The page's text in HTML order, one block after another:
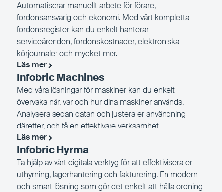
Automatiserar manuellt arbete för förare,
fordonsansvarig och ekonomi. Med vårt kompletta
fordonsregister kan du enkelt hanterar
serviceärenden, fordonskostnader, elektroniska
körjournaler och mycket mer.
Läs mer
Infobric Machines
Med våra lösningar för maskiner kan du enkelt
övervaka när, var och hur dina maskiner används.
Analysera sedan datan och justera er användning
därefter, och få en effektivare verksamhet...
Läs mer
Infobric Hyrma
Ta hjälp av vårt digitala verktyg för att effektivisera er
uthyrning, lagerhantering och fakturering. En modern
och smart lösning som gör det enkelt att hålla ordning